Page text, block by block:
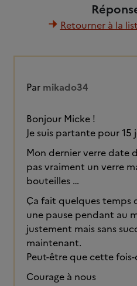
Retourner à la
Par mikado34
Bonjour Micke !
Je suis partante pour 15
Mon dernier verre date
pas vraiment un verre
bouteilles …
Ça fait quelques temps
une pause pendant au
justement mais sans
maintenant.
Peut-être que cette
Courage à nous